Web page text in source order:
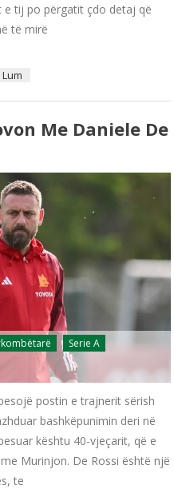
e tij po përgatit çdo detaj që
të mirë
Me Daniele De
Serie A
postin e trajnerit sërish
bashkëpunimin deri në
kështu 40-vjeçarit, që e
Murinjon. De Rossi është një
te